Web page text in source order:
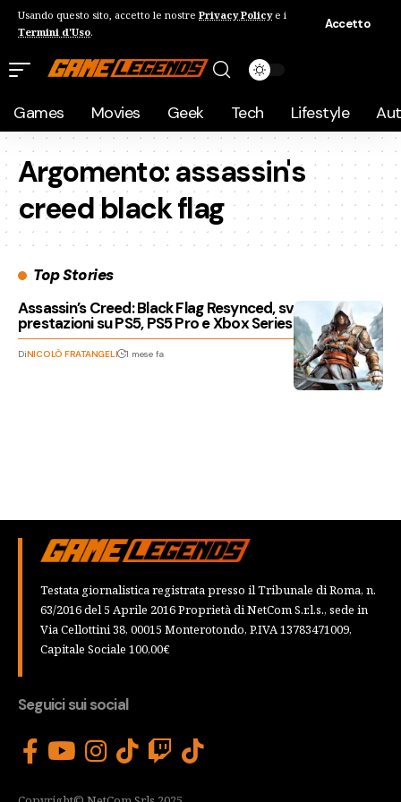
Usando questo sito, accetto le nostre Privacy Policye i
Termini d'Uso.
Accetto
Games Movies Geek Tech Lifestyle
Argomento:assassin's
creed black flag
Top Stories
Assassin’s Creed: Black Flag Resynced, svelate le
prestazioni su PS5, PS5 Pro e Xbox Series X|S
DiNICOLÒ FRATANGELI 1 mese fa
Testata giornalistica registrata presso il Tribunale di Roma, n.
63/2016 del 5 Aprile 2016 Proprietà di NetCom S.r.l.s., sede in
Via Cellottini 38, 00015 Monterotondo, P.IVA 13783471009,
Capitale Sociale 100,00€
Seguici sui social